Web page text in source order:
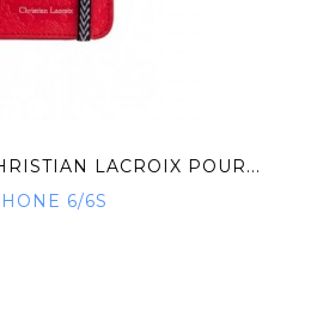
LACROIX POUR...
6/6S